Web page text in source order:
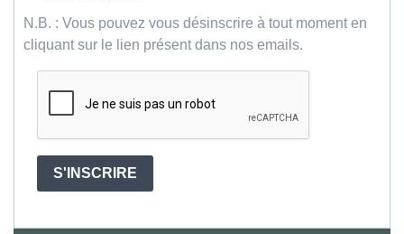
N.B. : Vous pouvez vous désinscrire à tout moment en
cliquant sur le lien présent dans nos emails.
S'INSCRIRE